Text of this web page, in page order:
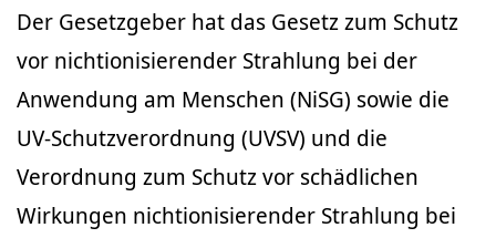
Der Gesetzgeber hat das Gesetz zum Schutz
vor nichtionisierender Strahlung bei der
Anwendung am Menschen (NiSG) sowie die
UV-Schutzverordnung (UVSV) und die
Verordnung zum Schutz vor schädlichen
Wirkungen nichtionisierender Strahlung bei